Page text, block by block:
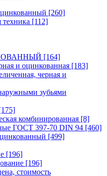
[260]
[112]
[164]
и оцинкованная [183]
черная и
зубьями
комбинированная [8]
ГОСТ 397-70 DIN 94 [460]
[499]
[196]
[196]